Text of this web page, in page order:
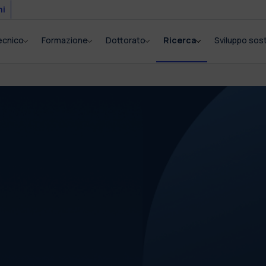
Formazione Dottorato Ricerca Sviluppo